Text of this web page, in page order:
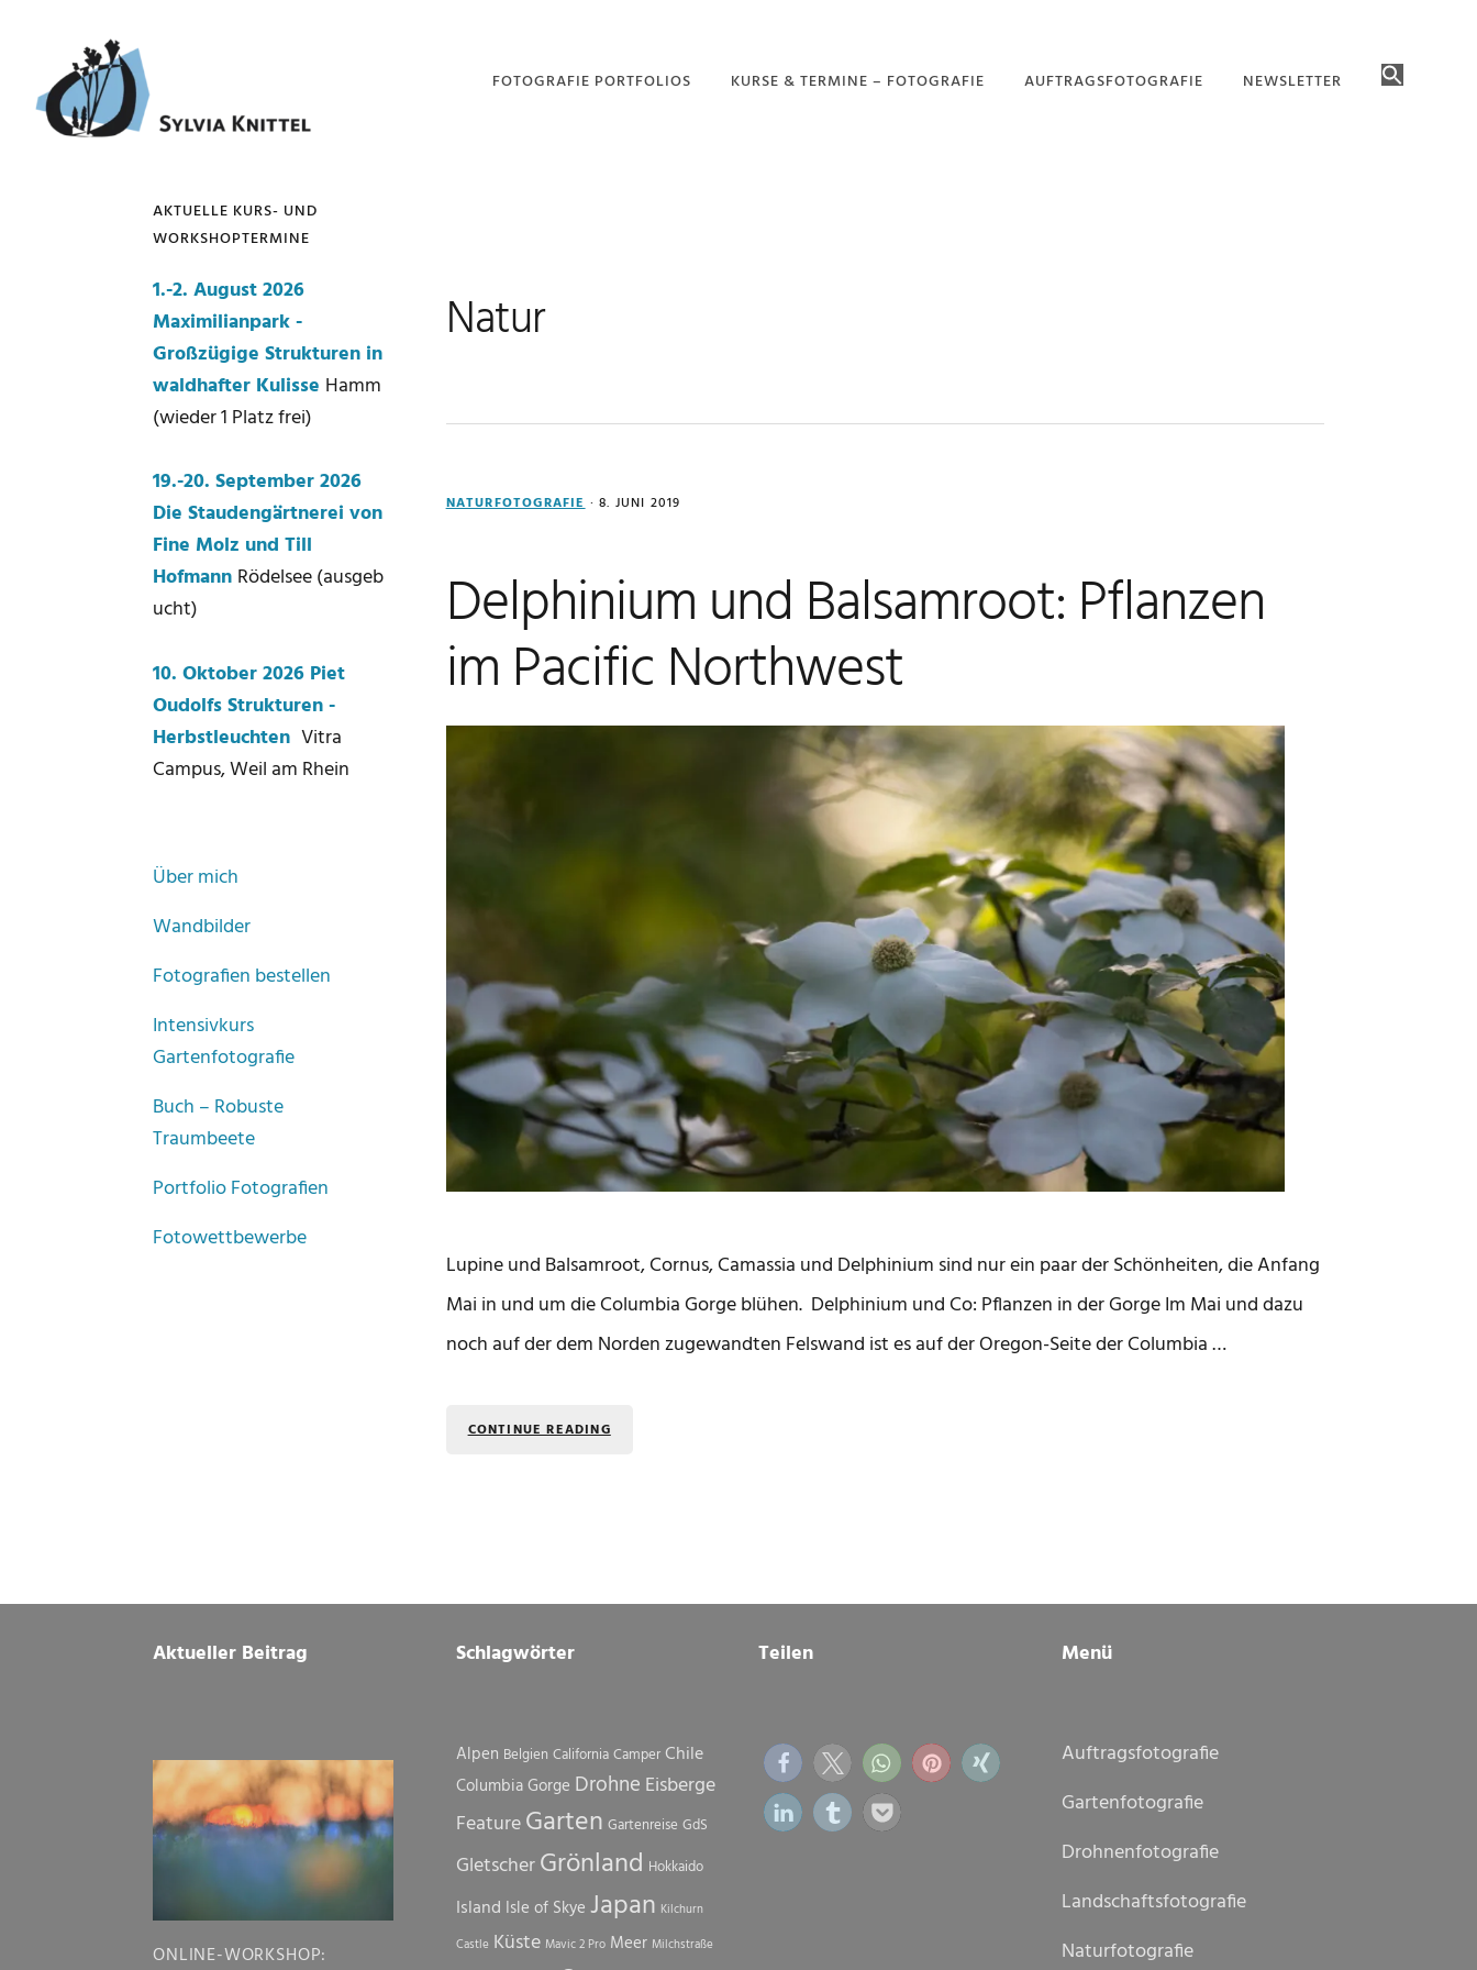
Hauptnavigation
springen
springen
Seitenspalte
springen
springen
FOTOGRAFIE PORTFOLIOS
PORTFOLIO –
KURSE & TERMINE – FOTOGRAFIE AUFTRAGSFOTOGRAFIE NEWSLETTER
Natur
NATURFOTOGRAFIE· 8. JUNI 2019
Delphinium und Balsamroot: Pflanzen
im Pacific Northwest
Lupine und Balsamroot, Cornus, Camassia und Delphinium sind nur ein paar der Schönheiten, die Anfang
Mai in und um die Columbia Gorge blühen. Delphinium und Co: Pflanzen in der Gorge Im Mai und dazu
noch auf der dem Norden zugewandten Felswand ist es auf der Oregon-Seite der Columbia …
CONTINUE READING
Seitenspalte
AKTUELLE KURS- UND
WORKSHOPTERMINE
1.-2. August 2026
Maximilianpark -
Großzügige Strukturen in
waldhafter Kulisse Hamm
(wieder 1 Platz frei)
19.-20. September 2026
Die Staudengärtnerei von
Fine Molz und Till
Hofmann Rödelsee (ausgeb
ucht)
10. Oktober 2026 Piet
Oudolfs Strukturen -
Herbstleuchten Vitra
Campus, Weil am Rhein
Über mich
Wandbilder
Fotografien bestellen
Intensivkurs
Gartenfotografie
Buch – Robuste
Traumbeete
Portfolio Fotografien
Fotowettbewerbe
Aktueller Beitrag
ONLINE-WORKSHOP:
Schlagwörter
Alpen Belgien California Camper Chile
Columbia Gorge Drohne Eisberge
FeatureGarten Gartenreise GdS
GletscherGrönland Hokkaido
Island Isle of Skye Japan Kilchurn
Castle Küste Mavic 2 Pro Meer Milchstraße
Teilen Menü
Auftragsfotografie
Gartenfotografie
Drohnenfotografie
Landschaftsfotografie
Naturfotografie